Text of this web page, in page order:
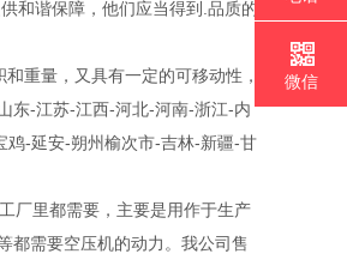
和谐保障，他们应当得到.品质的
重量，又具有一定的可移动性，
东-江苏-江西-河北-河南-浙江-内
-延安-朔州榆次市-吉林-新疆-甘
厂里都需要，主要是用作于生产
都需要空压机的动力。我公司售
微信